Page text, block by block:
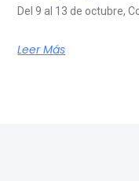
Del 9 al 13 de octubre,
Leer Más